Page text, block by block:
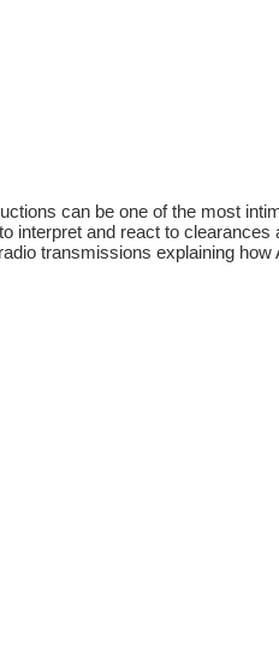
can be one of the most
and react to
transmissions explaining